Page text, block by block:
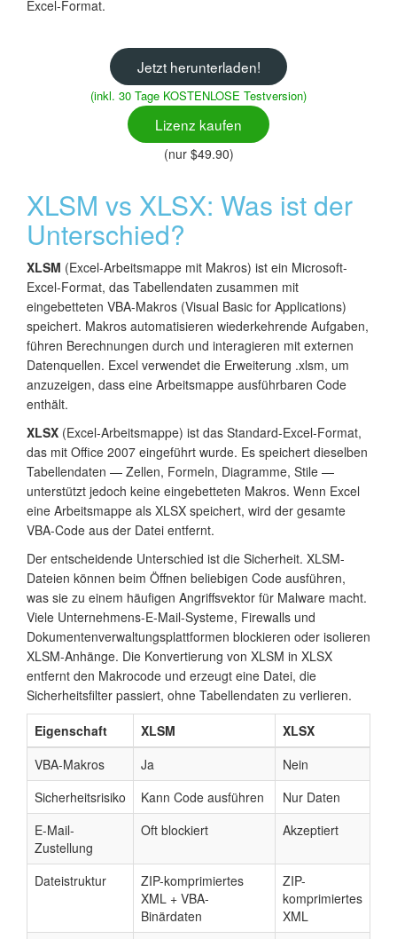
Excel-Format.
Jetzt herunterladen!
(inkl. 30 Tage KOSTENLOSE Testversion)
Lizenz kaufen
(nur $49.90)
XLSM vs XLSX: Was ist der
Unterschied?
XLSM (Excel-Arbeitsmappe mit Makros) ist ein Microsoft-
Excel-Format, das Tabellendaten zusammen mit
eingebetteten VBA-Makros (Visual Basic for Applications)
speichert. Makros automatisieren wiederkehrende Aufgaben,
führen Berechnungen durch und interagieren mit externen
Datenquellen. Excel verwendet die Erweiterung .xlsm, um
anzuzeigen, dass eine Arbeitsmappe ausführbaren Code
enthält.
XLSX (Excel-Arbeitsmappe) ist das Standard-Excel-Format,
das mit Office 2007 eingeführt wurde. Es speichert dieselben
Tabellendaten — Zellen, Formeln, Diagramme, Stile —
unterstützt jedoch keine eingebetteten Makros. Wenn Excel
eine Arbeitsmappe als XLSX speichert, wird der gesamte
VBA-Code aus der Datei entfernt.
Der entscheidende Unterschied ist die Sicherheit. XLSM-
Dateien können beim Öffnen beliebigen Code ausführen,
was sie zu einem häufigen Angriffsvektor für Malware macht.
Viele Unternehmens-E-Mail-Systeme, Firewalls und
Dokumentenverwaltungsplattformen blockieren oder isolieren
XLSM-Anhänge. Die Konvertierung von XLSM in XLSX
entfernt den Makrocode und erzeugt eine Datei, die
Sicherheitsfilter passiert, ohne Tabellendaten zu verlieren.
Eigenschaft
XLSM
XLSX
VBA-Makros
Ja
Nein
Sicherheitsrisiko
Kann Code ausführen
Nur Daten
E-Mail-
Zustellung
Oft blockiert Akzeptiert
Dateistruktur
ZIP-komprimiertes
XML + VBA-
Binärdaten
ZIP-
komprimiertes
XML